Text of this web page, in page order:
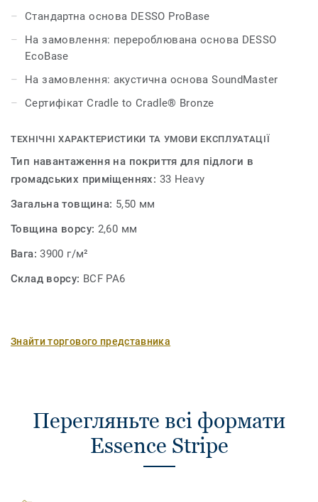
гармонійно поєднується з колекціями DESSO Essence,
DESSO Essence Maze та DESSO Essence Structure. Це
дає нескінченні можливості для створення унікальних
комбінацій і творчих експериментів.
Стандартна основа DESSO ProBase
На замовлення: перероблювана основа DESSO
EcoBase
На замовлення: акустична основа SoundMaster
Сертифікат Cradle to Cradle® Bronze
ТЕХНІЧНІ ХАРАКТЕРИСТИКИ ТА УМОВИ ЕКСПЛУАТАЦІЇ
Тип навантаження на покриття для підлоги в
громадських приміщеннях: 33 Heavy
Загальна товщина: 5,50 мм
Товщина ворсу: 2,60 мм
Вага:3900 г/м²
Склад ворсу: BCF PA6
Знайти торгового представника
Перегляньте всі формати
Essence Stripe